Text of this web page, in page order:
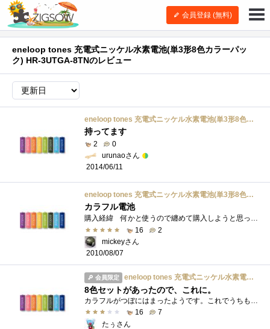
会員登録 (無料)
eneloop tones 充電式ニッケル水素電池(単3形8色カラーパッ
ク) HR-3UTGA-8TNのレビュー
eneloop tones 充電式ニッケル水素電池(単3形8色カラーパック) HR-3UTGA-8TN
持ってます
2
0
urunaoさん
2014/06/11
eneloop tones 充電式ニッケル水素電池(単3形8色カラーパック) HR-3UTGA-8TN
カラフル電池
購入経緯 何かと使うので纏めて購入しようと思ったら限定色のパックが あったので衝動買いしました。勿論、２セットでｗ カラフルな電池�...
16
2
mickeyさん
2010/08/07
会員限定 eneloop tones 充電式ニッケル水素電池(単3形8色カラーパック) HR-3UTGA-8TN
8色セットがあったので、これに。
16
7
たぅさん